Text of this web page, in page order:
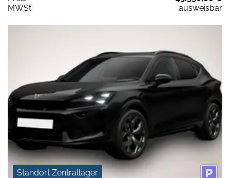
MWSt:
ausweisbar
Standort Zentrallager